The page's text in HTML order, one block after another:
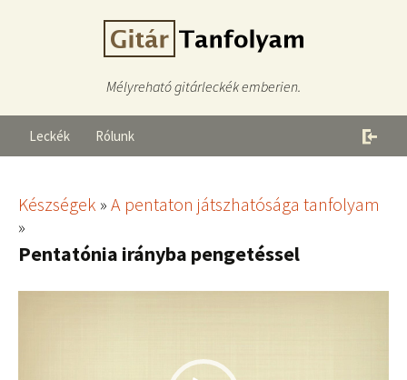
Mélyreható gitárleckék emberien.
Leckék Rólunk
Készségek » A pentaton játszhatósága tanfolyam
»
Pentatónia irányba pengetéssel